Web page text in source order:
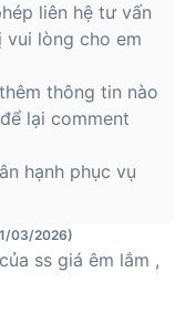
liên hệ tư vấn
vui lòng cho em
thông tin nào
lại comment
hạnh phục vụ
03/2026)
ss giá êm lắm ,